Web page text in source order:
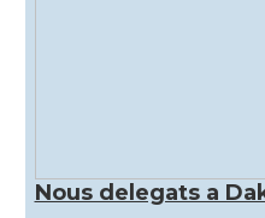
Nous delegats a